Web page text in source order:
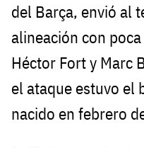
del Barça, envió al
alineación con
Héctor Fort y Marc
el ataque estuvo el
nacido en febrero